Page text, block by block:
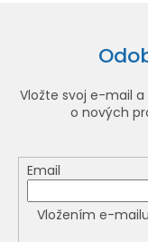
Vložte svoj e-mail
o nových
Email
Vložením e-